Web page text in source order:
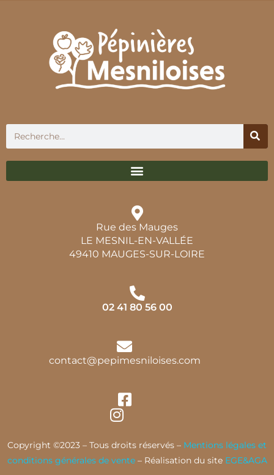
Rue des Mauges
LE MESNIL-EN-VALLÉE
49410 MAUGES-SUR-LOIRE
02 41 80 56 00
contact@pepimesniloises.com
Copyright ©2023 – Tous droits réservés – Mentions légales et
conditions générales de vente– Réalisation du site EGE&AGA